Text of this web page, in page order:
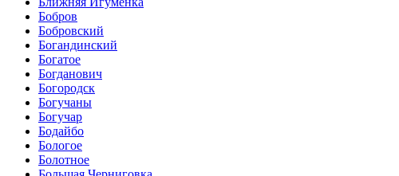
Бобров
Бобровский
Богандинский
Богатое
Богданович
Богородск
Богучаны
Богучар
Бодайбо
Бологое
Болотное